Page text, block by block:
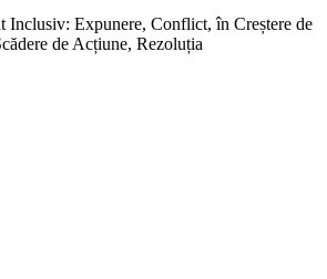
Inclusiv: Expunere, Conflict, în Creștere de
de Acțiune, Rezoluția